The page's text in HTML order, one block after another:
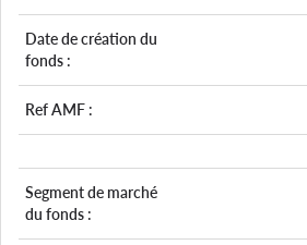
Date de création du
fonds :
Ref AMF :
Segment de marché
du fonds :